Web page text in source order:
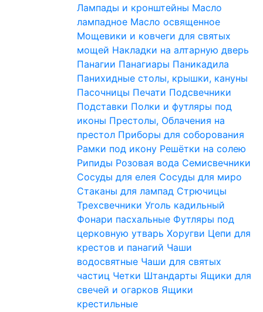
Лампады и кронштейны Масло
лампадное Масло освященное
Мощевики и ковчеги для святых
мощей Накладки на алтарную дверь
Панагии Панагиары Паникадила
Панихидные столы, крышки, кануны
Пасочницы Печати Подсвечники
Подставки Полки и футляры под
иконы Престолы, Облачения на
престол Приборы для соборования
Рамки под икону Решётки на солею
Рипиды Розовая вода Семисвечники
Сосуды для елея Сосуды для миро
Стаканы для лампад Стрючицы
Трехсвечники Уголь кадильный
Фонари пасхальные Футляры под
церковную утварь Хоругви Цепи для
крестов и панагий Чаши
водосвятные Чаши для святых
частиц Четки Штандарты Ящики для
свечей и огарков Ящики
крестильные